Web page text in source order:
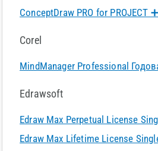
ConceptDraw PRO for PROJECT ➕
Corel
MindManager Professional
Edrawsoft
Edraw Max Perpetual License
Edraw Max Lifetime License